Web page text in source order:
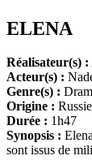
ELENA
Réalisateur(s) :
Acteur(s) :
Genre(s) :
Origine : Russie
Durée : 1h47
Synopsis :
sont issus de